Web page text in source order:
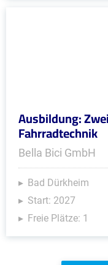
Ausbildung:
Fahrradtechnik
Bella Bici GmbH
Bad Dürkheim
Start: 2027
Freie Plätze: 1